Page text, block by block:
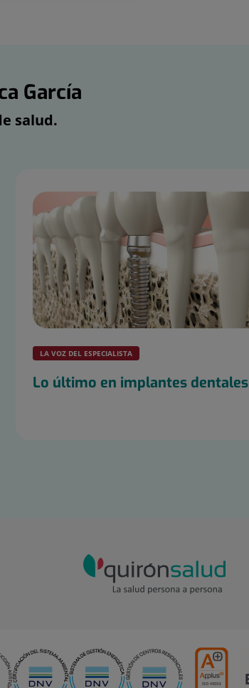
García
salud.
LA VOZ DEL ESPECIALISTA
Lo último en implantes dentales